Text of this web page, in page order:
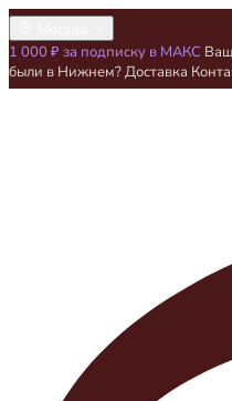
1 000 ₽ за подписку в МАКС
были в Нижнем?Доставка